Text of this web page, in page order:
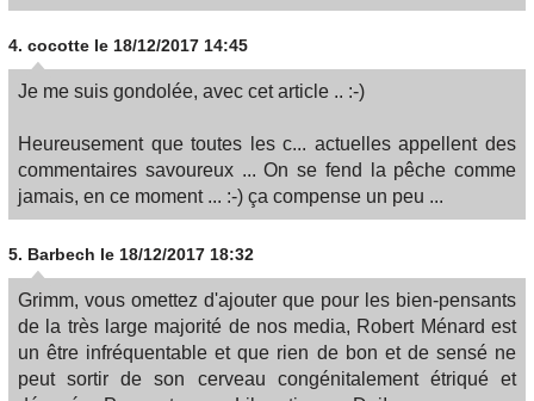
4. cocotte le 18/12/2017 14:45
Je me suis gondolée, avec cet article .. :-)
Heureusement que toutes les c... actuelles appellent des
commentaires savoureux ... On se fend la pêche comme
jamais, en ce moment ... :-) ça compense un peu ...
5. Barbech le 18/12/2017 18:32
Grimm, vous omettez d'ajouter que pour les bien-pensants
de la très large majorité de nos media, Robert Ménard est
un être infréquentable et que rien de bon et de sensé ne
peut sortir de son cerveau congénitalement étriqué et